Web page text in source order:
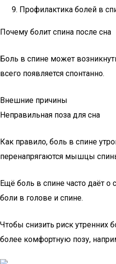
Профилактика болей в
Почему болит спина после сна
Боль в спине может
всего появляется спонтанно.
Внешние причины
Неправильная поза для сна
Как правило, боль в спине
перенапрягаются мышцы
Ещё боль в спине часто даёт
боли в голове и спине.
Чтобы снизить риск утренних
более комфортную позу,